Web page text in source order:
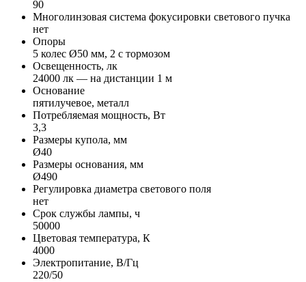
90
Многолинзовая система фокусировки светового пучка
нет
Опоры
5 колес Ø50 мм, 2 с тормозом
Освещенность, лк
24000 лк — на дистанции 1 м
Основание
пятилучевое, металл
Потребляемая мощность, Вт
3,3
Размеры купола, мм
Ø40
Размеры основания, мм
Ø490
Регулировка диаметра светового поля
нет
Срок службы лампы, ч
50000
Цветовая температура, К
4000
Электропитание, В/Гц
220/50